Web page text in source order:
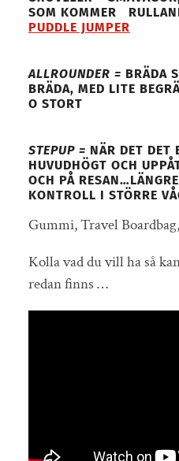
SOM KOMMER
PUDDLE JUMPER
ALLROUNDER = BRÄDA
BRÄDA, MED LITE
O STORT
STEPUP = NÄR DET DET
HUVUDHÖGT OCH
OCH PÅ
KONTROLL I STÖRRE
Gummi, Travel
Kolla vad du vill ha så
redan finns …